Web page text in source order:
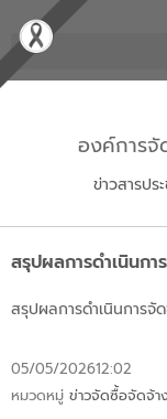
องค์การจั
ข่าวสารป
สรุปผลการดำเนินก
สรุปผลการดำเนินการจั
05/05/202612:02
หมวดหมู่ ข่าวจัดซื้อจัดจ้า